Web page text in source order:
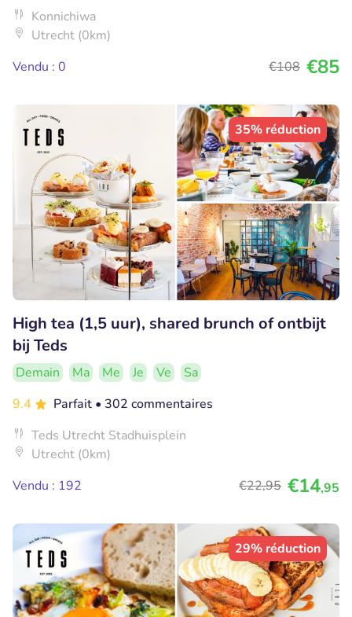
Konnichiwa
Utrecht (0km)
Vendu : 0
€108 €85
35% réduction
High tea (1,5 uur), shared brunch of ontbijt
bij Teds
Demain Ma Me Je Ve
Sa
9.4
Parfait • 302 commentaires
Teds Utrecht Stadhuisplein
Utrecht (0km)
Vendu : 192
€22,95 €14,95
29% réduction